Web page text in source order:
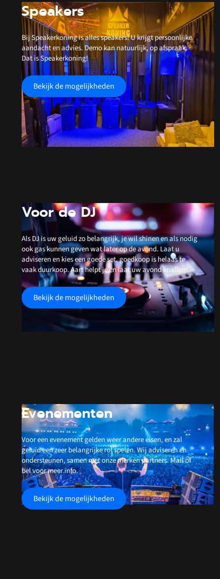
Speakers
Bij Speakerkoning is alles speakers! U krijgt persoonlijke
aandacht en advies. Demo kan natuurlijk, op afspraak.
Dat is Speakerkoning!
Bekijk de mogelijkheden
Voor de DJ
Als DJ is uw geluid zo belangrijk, je wil shinen en als nodig
ook gas kunnen geven wat later op de avond. Laat u
adviseren en kies een goede set, goedkoop is helaas te
vaak duurkoop. Aart helpt je en laat uw avond knallen!
Bekijk de mogelijkheden
Evenementen
Voor een evenement gelden weer andere eisen, en zal
geluid een zeer belangrijke rol spelen. Wij adviseren en
ondersteunen, samen met onze merken partners. Mail of
bel voor meer info.
Bekijk de mogelijkheden